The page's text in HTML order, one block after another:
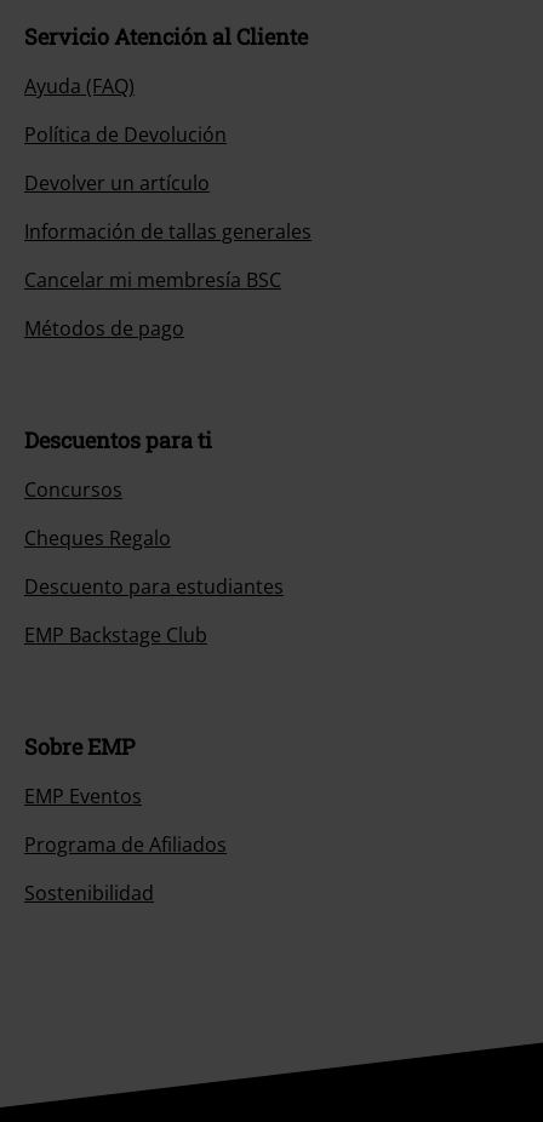
Servicio Atención al Cliente
Ayuda (FAQ)
Política de Devolución
Devolver un artículo
Información de tallas generales
Cancelar mi membresía BSC
Métodos de pago
Descuentos para ti
Concursos
Cheques Regalo
Descuento para estudiantes
EMP Backstage Club
Sobre EMP
EMP Eventos
Programa de Afiliados
Sostenibilidad